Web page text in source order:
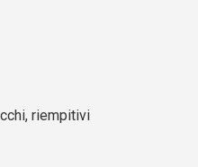
riempitivi